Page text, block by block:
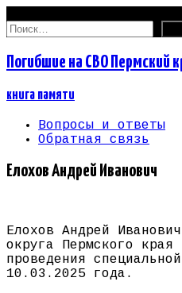
Найти:
Погибшие на СВО Пермский
книга памяти
Вопросы и ответы
Обратная связь
Елохов Андрей Иванович
Елохов Андрей
округа Пермского края
проведения
10.03.2025 года.